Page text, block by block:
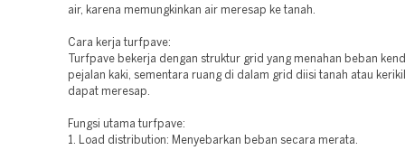
air, karena memungkinkan air meresap ke tanah.
Cara kerja turfpave:
Turfpave bekerja dengan struktur grid yang menahan beban
pejalan kaki, sementara ruang di dalam grid diisi tanah atau
dapat meresap.
Fungsi utama turfpave:
1. Load distribution: Menyebarkan beban secara merata.